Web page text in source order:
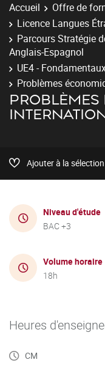
Accueil Offre de
Licence Langues
Parcours Stratégie
Anglais-Espagnol
UE4 -
Problèmes
Ajouter à la sélection
Niveau d'étude
BAC +3
Volume horaire
18h
Heures
CM